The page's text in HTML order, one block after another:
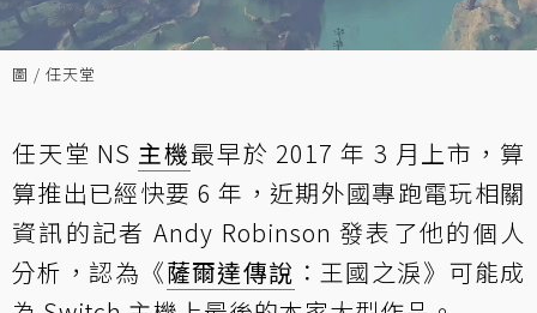
圖 / 任天堂
任天堂 NS 主機最早於 2017 年 3 月上市，算
算推出已經快要 6 年，近期外國專跑電玩相關
資訊的記者 Andy Robinson 發表了他的個人
分析，認為《薩爾達傳說 ：王國之淚》可能成